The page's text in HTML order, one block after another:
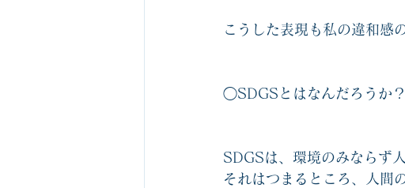
こうした表現も私の違和感
◯SDGSとはなんだろうか？
SDGSは、環境のみならず
それはつまるところ、人間